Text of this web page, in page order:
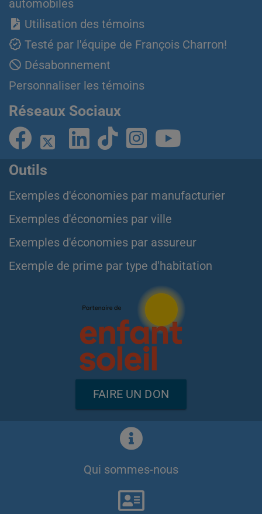
automobiles
Utilisation des témoins
Testé par l'équipe de François Charron!
Désabonnement
Personnaliser les témoins
Réseaux Sociaux
Outils
Exemples d'économies par manufacturier
Exemples d'économies par ville
Exemples d'économies par assureur
Exemple de prime par type d'habitation
FAIRE UN DON
Qui sommes-nous